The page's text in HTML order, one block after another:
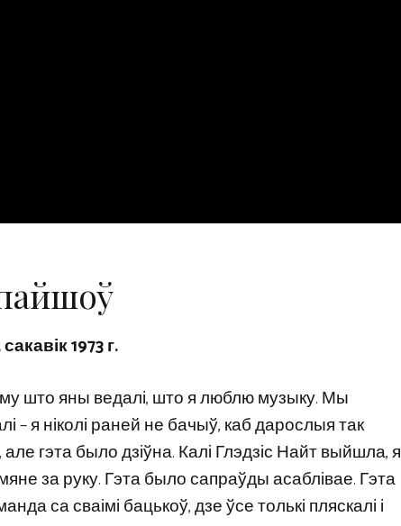
1973 г.
што яны ведалі, што я люблю музыку. Мы
– я ніколі раней не бачыў, каб дарослыя так
гэта было дзіўна. Калі Глэдзіс Найт выйшла, я
за руку. Гэта было сапраўды асаблівае. Гэта
са сваімі бацькоў, дзе ўсе толькі пляскалі і